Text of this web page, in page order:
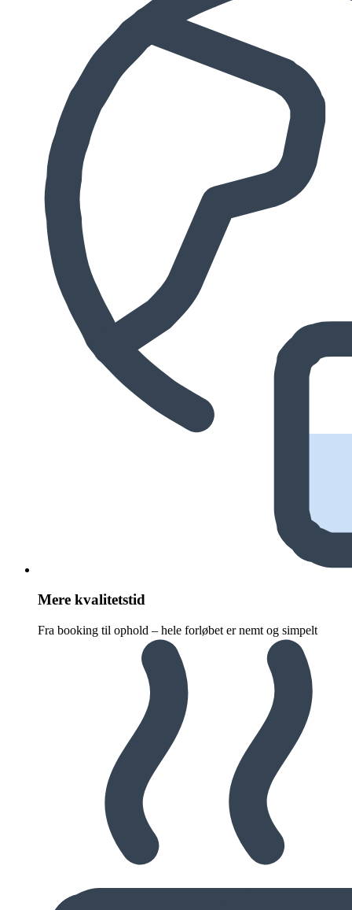
Mere kvalitetstid
Fra booking til ophold – hele forløbet er nemt og simpelt